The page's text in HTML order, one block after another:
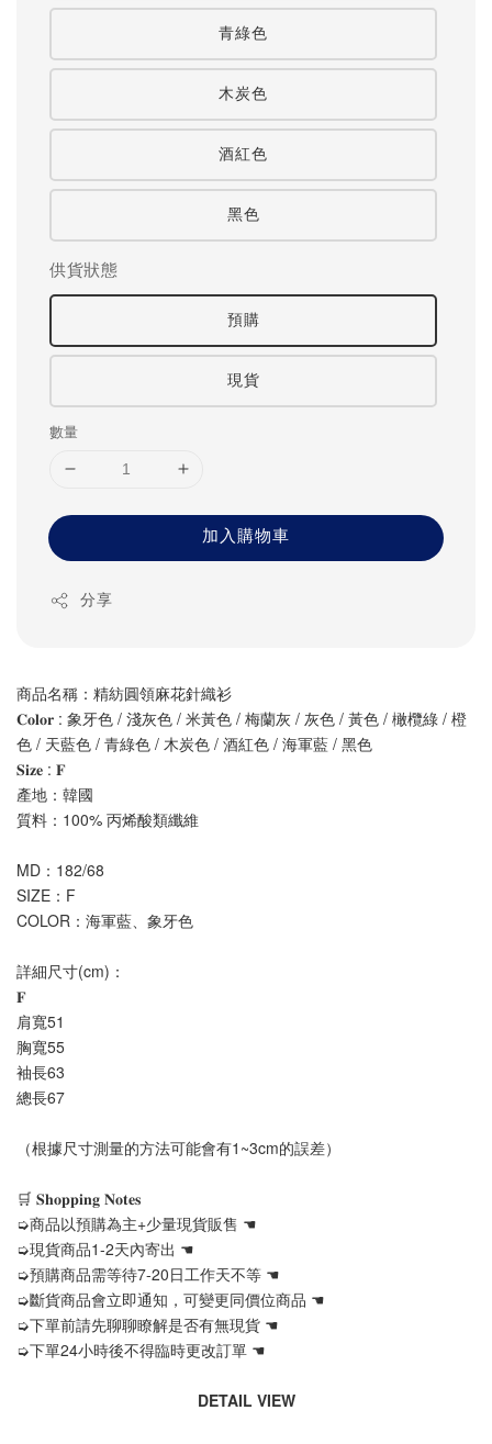
青綠色
木炭色
酒紅色
黑色
供貨狀態
預購
現貨
數量
加入購物車
分享
商品名稱：精紡圓領麻花針織衫
𝐂𝐨𝐥𝐨𝐫 : 象牙色 / 淺灰色 / 米黃色 / 梅蘭灰 / 灰色 / 黃色 / 橄欖綠 / 橙
色 / 天藍色 / 青綠色 / 木炭色 / 酒紅色 / 海軍藍 / 黑色
𝐒𝐢𝐳𝐞 : 𝐅
產地：韓國
質料：100% 丙烯酸類纖維
MD：182/68
SIZE：F
COLOR：海軍藍、象牙色
詳細尺寸(cm)：
𝐅
肩寬51
胸寬55
袖長63
總長67
（根據尺寸測量的方法可能會有1~3cm的誤差）
🛒 𝐒𝐡𝐨𝐩𝐩𝐢𝐧𝐠 𝐍𝐨𝐭𝐞𝐬
➭商品以預購為主+少量現貨販售 ☚
➭現貨商品1-2天內寄出 ☚
➭預購商品需等待7-20日工作天不等 ☚
➭斷貨商品會立即通知，可變更同價位商品 ☚
➭下單前請先聊聊瞭解是否有無現貨 ☚
➭下單24小時後不得臨時更改訂單 ☚
DETAIL VIEW